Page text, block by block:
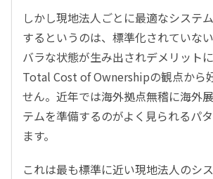
しかし現地法人ごとに最適なシステ
するというのは、標準化されていな
バラな状態が生み出されデメリット
Total Cost of Ownershipの観点から
せん。近年では海外拠点無稽に海外
テムを準備するのがよく見られるパ
ます。
これは最も標準に近い現地法人のシ